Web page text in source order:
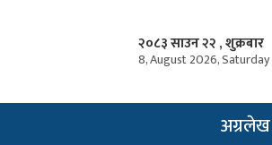
२०८३ साउन २२ , शुक्रबार
8, August 2026, Saturday
अग्रलेख